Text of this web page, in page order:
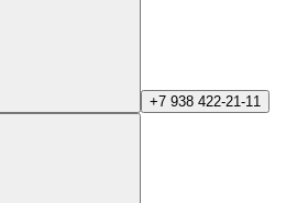
+7 938 422-21-11